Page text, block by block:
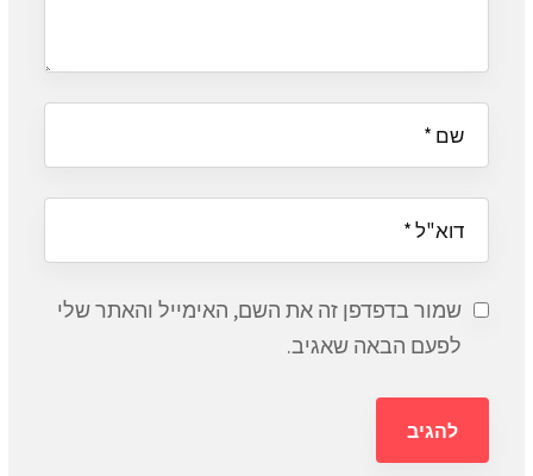
שמור בדפדפן זה את השם, האימייל והאתר שלי
לפעם הבאה שאגיב.